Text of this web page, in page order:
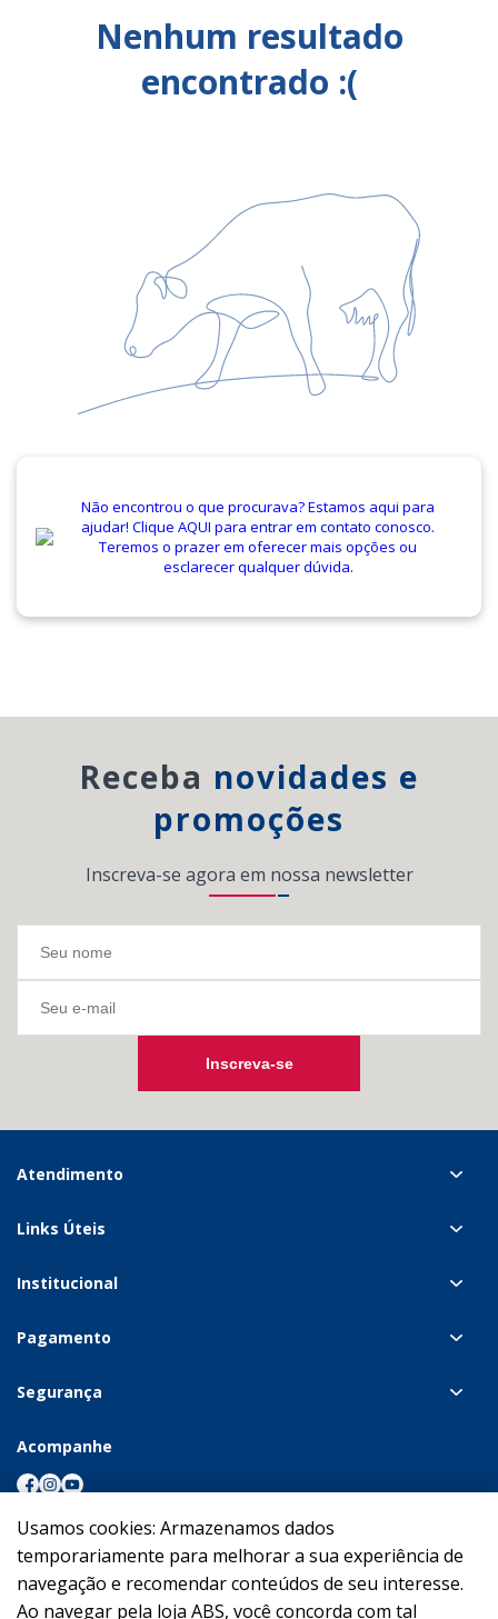
Nenhum resultado
encontrado :(
Não encontrou o que procurava? Estamos aqui para
ajudar! Clique AQUI para entrar em contato conosco.
Teremos o prazer em oferecer mais opções ou
esclarecer qualquer dúvida.
Receba novidades e
promoções
Inscreva-se agora em nossa newsletter
Inscreva-se
Usamos cookies: Armazenamos dados
temporariamente para melhorar a sua experiência de
navegação e recomendar conteúdos de seu interesse.
Ao navegar pela loja ABS, você concorda com tal
Atendimento
Links Úteis
Institucional
Pagamento
Segurança
Acompanhe
Copyright © 2022-https://www.absglobal.com/br/. Todos os direitos
reservados. Os preços, promoções, condições de pagamento, frete e